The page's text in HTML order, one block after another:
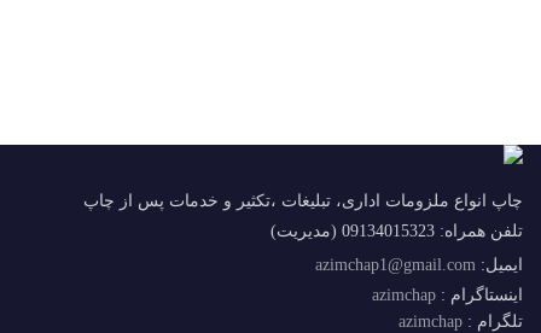
چاپ انواع ملزومات اداری، تبلیغات ،تکثیر و خدمات پس از چاپ
تلفن همراه: 09134015323 (مدیریت)
ایمیل: azimchap1@gmail.com
اینستاگرام : azimchap
تلگرام : azimchap